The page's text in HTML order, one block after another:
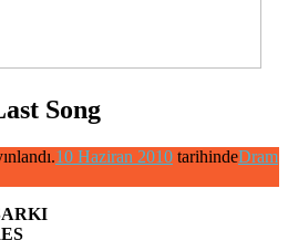
Song
10 Haziran 2010 tarihindeDram